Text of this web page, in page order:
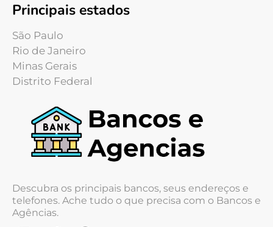
Principais estados
São Paulo
Rio de Janeiro
Minas Gerais
Distrito Federal
Descubra os principais bancos, seus endereços e
telefones. Ache tudo o que precisa com o Bancos e
Agências.